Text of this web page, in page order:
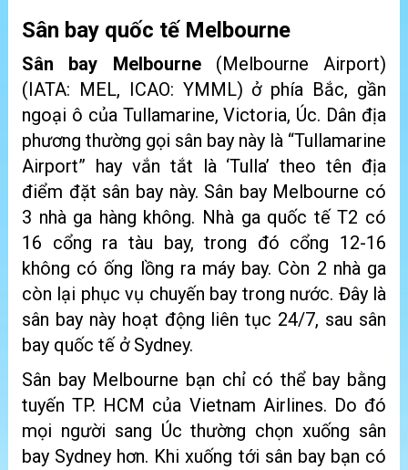
Sân bay quốc tế Melbourne
Sân bay Melbourne(Melbourne Airport)
(IATA: MEL, ICAO: YMML) ở phía Bắc, gần
ngoại ô của Tullamarine, Victoria, Úc. Dân địa
phương thường gọi sân bay này là “Tullamarine
Airport” hay vắn tắt là ‘Tulla’ theo tên địa
điểm đặt sân bay này. Sân bay Melbourne có
3 nhà ga hàng không. Nhà ga quốc tế T2 có
16 cổng ra tàu bay, trong đó cổng 12-16
không có ống lồng ra máy bay. Còn 2 nhà ga
còn lại phục vụ chuyến bay trong nước. Đây là
sân bay này hoạt động liên tục 24/7, sau sân
bay quốc tế ở Sydney.
Sân bay Melbourne bạn chỉ có thể bay bằng
tuyến TP. HCM của Vietnam Airlines. Do đó
mọi người sang Úc thường chọn xuống sân
bay Sydney hơn. Khi xuống tới sân bay bạn có